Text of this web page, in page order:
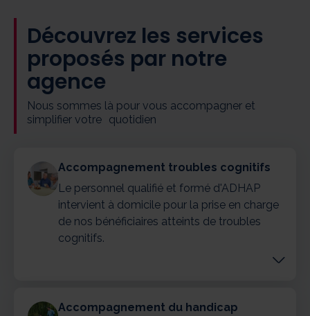
Découvrez les services
proposés par notre
agence
Nous sommes là pour vous accompagner et
simplifier votre quotidien
Accompagnement troubles cognitifs
Le personnel qualifié et formé d'ADHAP
intervient à domicile pour la prise en charge
de nos bénéficiaires atteints de troubles
cognitifs.
Accompagnement du handicap